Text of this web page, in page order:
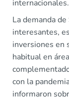
internacionales.
La demanda
interesantes,
inversiones en
habitual en
con la
informaron